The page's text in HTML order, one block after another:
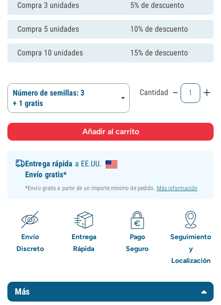
Compra 3 unidades 5% de descuento
Compra 5 unidades 10% de descuento
Compra 10 unidades 15% de descuento
Número de semillas: 3
+ 1 gratis
Cantidad - +
Entrega rápida a EE.UU.
Envío gratis*
*Envío gratis a partir de un importe mínimo de pedido. Más información
Envío
Discreto
Entrega
Rápida
Pago
Seguro
Seguimiento
y
Localización
Más